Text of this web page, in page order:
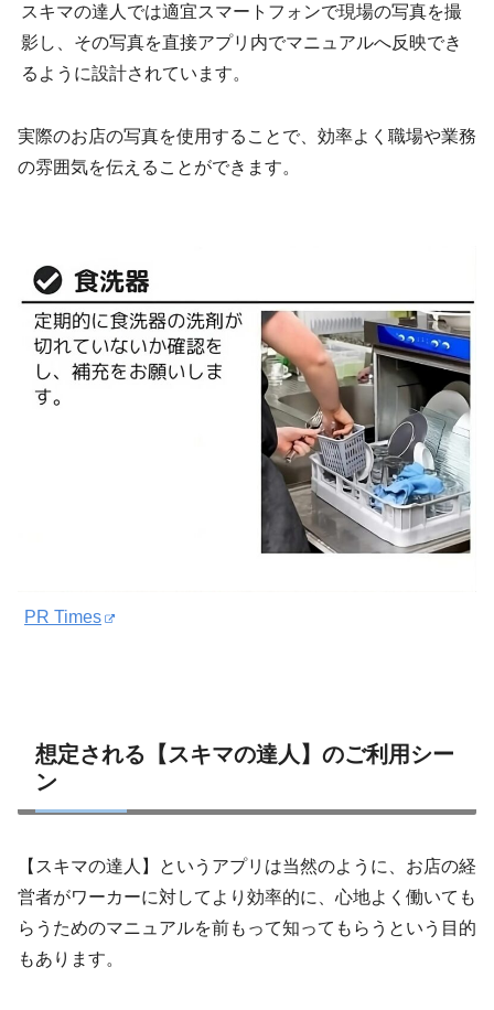
スキマの達人では適宜スマートフォンで現場の写真を撮
影し、その写真を直接アプリ内でマニュアルへ反映でき
るように設計されています。
実際のお店の写真を使用することで、効率よく職場や業務
の雰囲気を伝えることができます。
PR Times
想定される【スキマの達人】のご利用シー
ン
【スキマの達人】というアプリは当然のように、お店の経
営者がワーカーに対してより効率的に、心地よく働いても
らうためのマニュアルを前もって知ってもらうという目的
もあります。